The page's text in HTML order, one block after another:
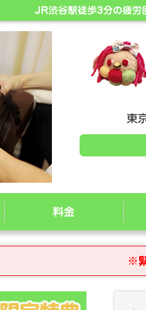
JR渋谷駅徒歩3分の疲労
東
料金
※